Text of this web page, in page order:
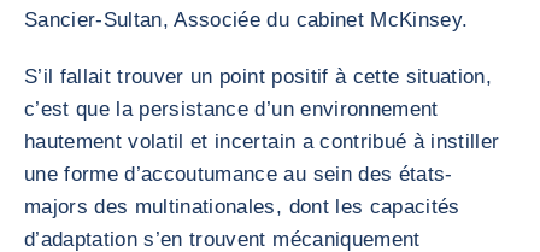
Sancier-Sultan, Associée du cabinet McKinsey.
S’il fallait trouver un point positif à cette situation,
c’est que la persistance d’un environnement
hautement volatil et incertain a contribué à instiller
une forme d’accoutumance au sein des états-
majors des multinationales, dont les capacités
d’adaptation s’en trouvent mécaniquement